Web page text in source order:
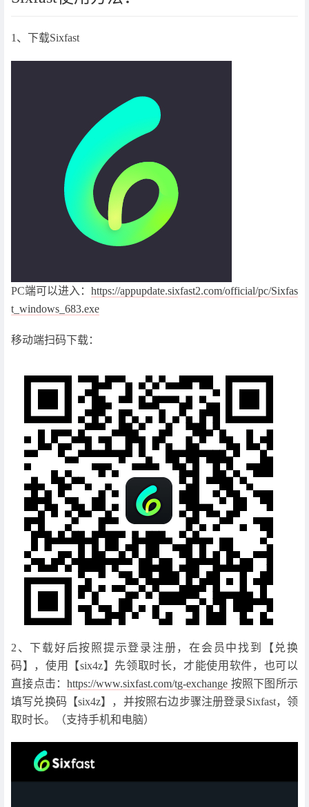
1、下载Sixfast
PC端可以进入： https://appupdate.sixfast2.com/official/pc/Sixfas
t_windows_683.exe
移动端扫码下载：
2、下载好后按照提示登录注册，在会员中找到【兑换
码】，使用【six4z】先领取时长，才能使用软件，也可以
直接点击：https://www.sixfast.com/tg-exchange 按照下图所示
填写兑换码【six4z】，并按照右边步骤注册登录Sixfast，领
取时长。（支持手机和电脑）